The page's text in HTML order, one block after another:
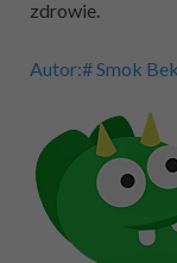
zdrowie.
Autor:# Smok